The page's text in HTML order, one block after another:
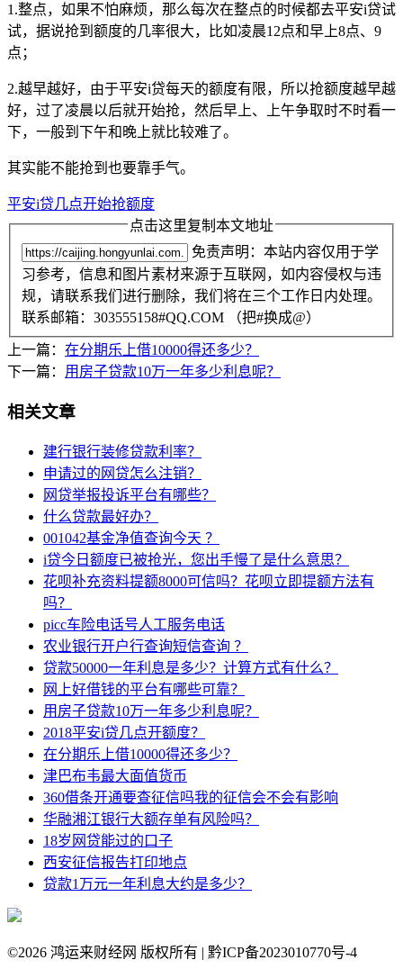
1.整点，如果不怕麻烦，那么每次在整点的时候都去平安i贷试
试，据说抢到额度的几率很大，比如凌晨12点和早上8点、9
点；
2.越早越好，由于平安i贷每天的额度有限，所以抢额度越早越
好，过了凌晨以后就开始抢，然后早上、上午争取时不时看一
下，一般到下午和晚上就比较难了。
其实能不能抢到也要靠手气。
平安i贷几点开始抢额度
点击这里复制本文地址
免责声明：本站内容仅用于学
习参考，信息和图片素材来源于互联网，如内容侵权与违
规，请联系我们进行删除，我们将在三个工作日内处理。
联系邮箱：303555158#QQ.COM （把#换成@）
上一篇： 在分期乐上借10000得还多少？
下一篇： 用房子贷款10万一年多少利息呢？
相关文章
建行银行装修贷款利率？
申请过的网贷怎么注销？
网贷举报投诉平台有哪些？
什么贷款最好办？
001042基金净值查询今天 ？
i贷今日额度已被抢光，您出手慢了是什么意思？
花呗补充资料提额8000可信吗？花呗立即提额方法有
吗？
picc车险电话号人工服务电话
农业银行开户行查询短信查询 ？
贷款50000一年利息是多少？计算方式有什么？
网上好借钱的平台有哪些可靠？
用房子贷款10万一年多少利息呢？
2018平安i贷几点开额度？
在分期乐上借10000得还多少？
津巴布韦最大面值货币
360借条开通要查征信吗我的征信会不会有影响
华融湘江银行大额存单有风险吗？
18岁网贷能过的口子
西安征信报告打印地点
贷款1万元一年利息大约是多少？
©2026 鸿运来财经网 版权所有 | 黔ICP备2023010770号-4